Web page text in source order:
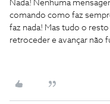
Nada! Nenhuma
comando como faz
faz nada! Mas tudo o resto
retroceder e avançar não